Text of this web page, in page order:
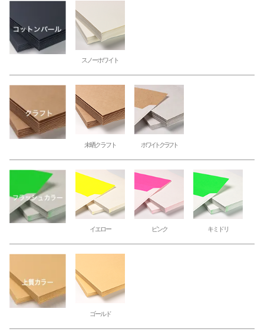
スノーホワイト
未晒クラフト ホワイトクラフト
イエロー ピンク キミドリ
ゴールド